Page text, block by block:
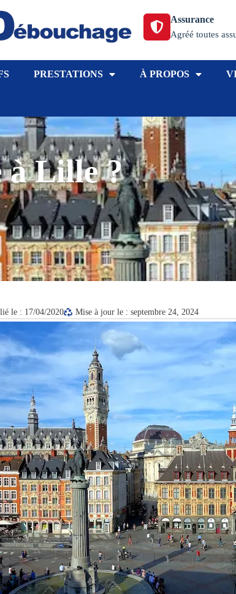
Assurance
Agréé toutes
PRESTATIONS À PROPOS
à Lille ?
le : 17/04/2020 Mise à jour le : septembre 24, 2024